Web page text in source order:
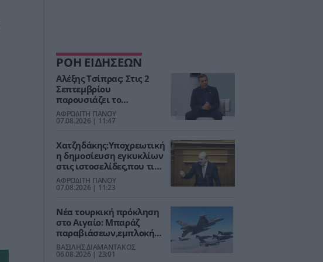
ΡΟΗ ΕΙΔΗΣΕΩΝ
Αλέξης Τσίπρας: Στις 2
Σεπτεμβρίου
παρουσιάζει το
οικονομικό πρόγραμμα –
Στις 9 η ομιλία του στη
ΑΦΡΟΔΙΤΗ ΠΑΝΟΥ
07.08.2026 | 11:47
Χατζηδάκης:Υποχρεωτική
η δημοσίευση εγκυκλίων
στις ιστοσελίδες,που τις
εκδίδουν-Άκυρες όσες δεν
αναρτώνται
ΑΦΡΟΔΙΤΗ ΠΑΝΟΥ
07.08.2026 | 11:23
Νέα τουρκική πρόκληση
στο Αιγαίο: Μπαράζ
παραβιάσεων,εμπλοκή
με οπλισμένα F-16 μετά
το καλώδιο Ελλάδας–
ΒΑΣΙΛΗΣ ΔΙΑΜΑΝΤΑΚΟΣ
06.08.2026 | 23:01